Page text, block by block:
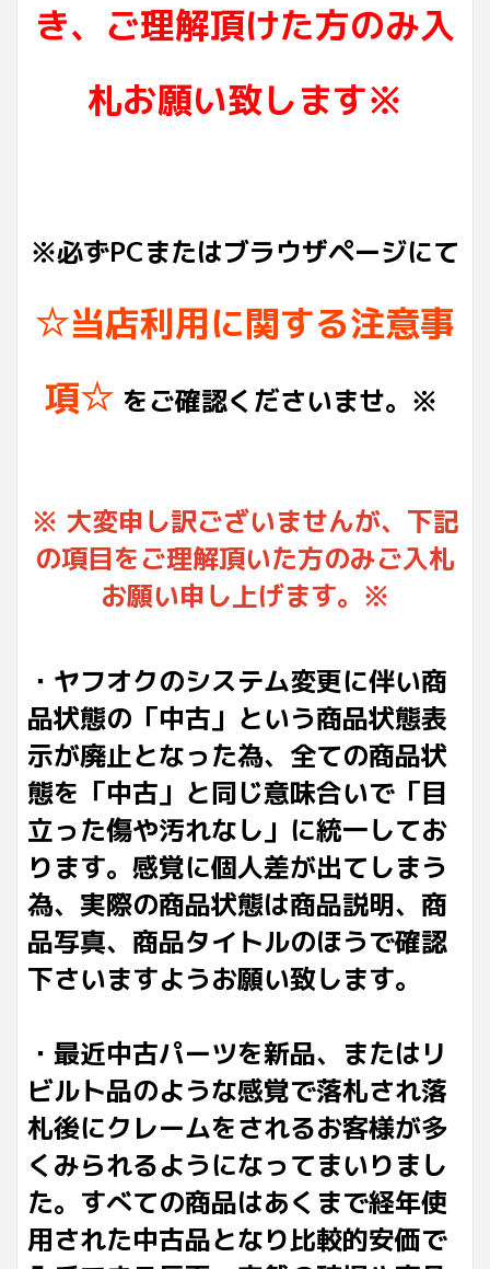
き、ご理解頂けた方のみ入
札お願い致します※
※必ずPCまたはブラウザページにて
☆当店利用に関する注意事
項☆ をご確認くださいませ。※
※ 大変申し訳ございませんが、下記
の項目をご理解頂いた方のみご入札
お願い申し上げます。※
・ヤフオクのシステム変更に伴い商
品状態の「中古」という商品状態表
示が廃止となった為、全ての商品状
態を「中古」と同じ意味合いで「目
立った傷や汚れなし」に統一してお
ります。感覚に個人差が出てしまう
為、実際の商品状態は商品説明、商
品写真、商品タイトルのほうで確認
下さいますようお願い致します。
・最近中古パーツを新品、またはリ
ビルト品のような感覚で落札され落
札後にクレームをされるお客様が多
くみられるようになってまいりまし
た。すべての商品はあくまで経年使
用された中古品となり比較的安価で